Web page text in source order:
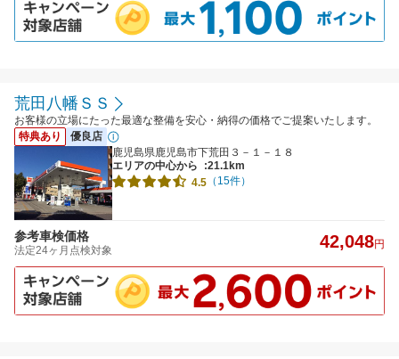
荒田八幡ＳＳ
お客様の立場にたった最適な整備を安心・納得の価格でご提案いたします。
特典あり
優良店
鹿児島県鹿児島市下荒田３－１－１８
エリアの中心から
:21.1km
4.5 （15件）
参考車検価格
法定24ヶ月点検対象 42,048円